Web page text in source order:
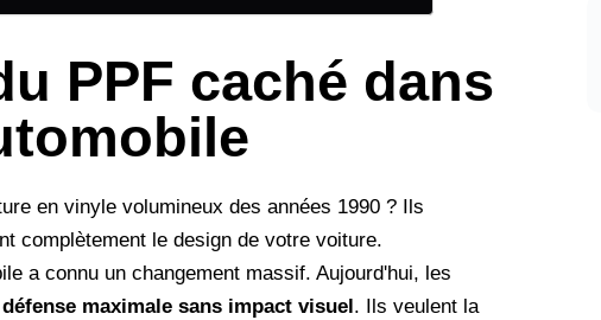
PPF caché dans
en vinyle volumineux des années 1990 ? Ils
complètement le design de votre voiture.
a connu un changement massif. Aujourd'hui, les
maximale sans impact visuel. Ils veulent la